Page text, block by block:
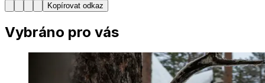
Kopírovat odkaz
Vybráno pro vás